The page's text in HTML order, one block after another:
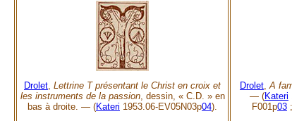
Drolet Lettrine T présentant le Christ en croix et
les instruments de la passion, dessin, « C.D. » en
bas à droite. — (Kateri 1953.06-EV05N03p04).
Drolet A
— (Kateri
F001p03